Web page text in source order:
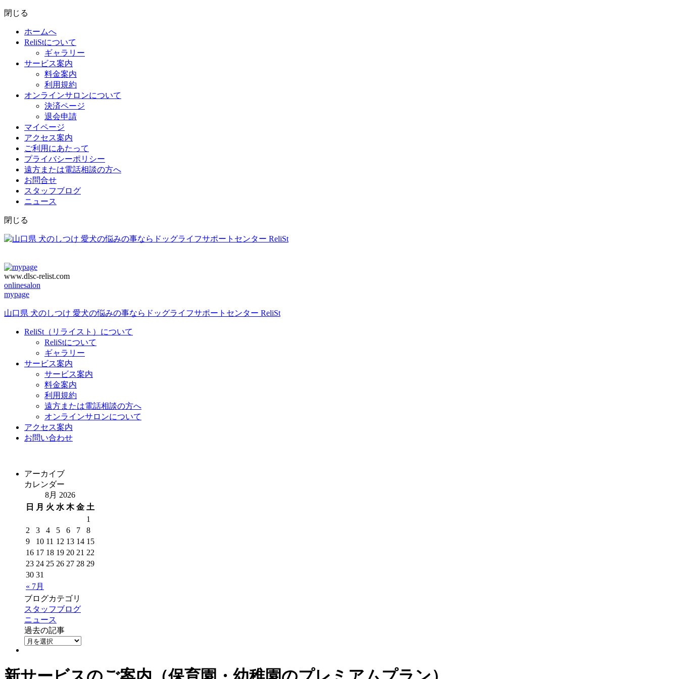
閉じる
ホームへ
ReliStについて
ギャラリー
サービス案内
料金案内
利用規約
オンラインサロンについて
決済ページ
退会申請
マイページ
アクセス案内
ご利用にあたって
プライバシーポリシー
遠方または電話相談の方へ
お問合せ
スタッフブログ
ニュース
閉じる
www.dlsc-relist.com
onlinesalon
mypage
山口県 犬のしつけ 愛犬の悩みの事ならドッグライフサポートセンター ReliSt
ReliSt（リライスト）について
ReliStについて
ギャラリー
サービス案内
サービス案内
料金案内
利用規約
遠方または電話相談の方へ
オンラインサロンについて
アクセス案内
お問い合わせ
アーカイブ
カレンダー
8月 2026
日
月 火 水 木 金 土
« 7月
1
2
3 4 5 6 7
8
9
10 11 12 13 14 15
16 17 18 19 20 21 22
23 24 25 26 27 28 29
30 31
ブログカテゴリ
スタッフブログ
ニュース
過去の記事